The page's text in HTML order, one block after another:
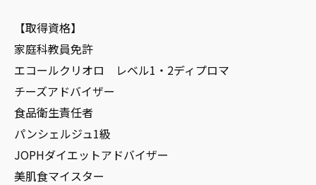
【取得資格】
家庭科教員免許
エコールクリオロ レベル1・2ディプロマ
チーズアドバイザー
食品衛生責任者
パンシェルジュ1級
JOPHダイエットアドバイザー
美肌食マイスター